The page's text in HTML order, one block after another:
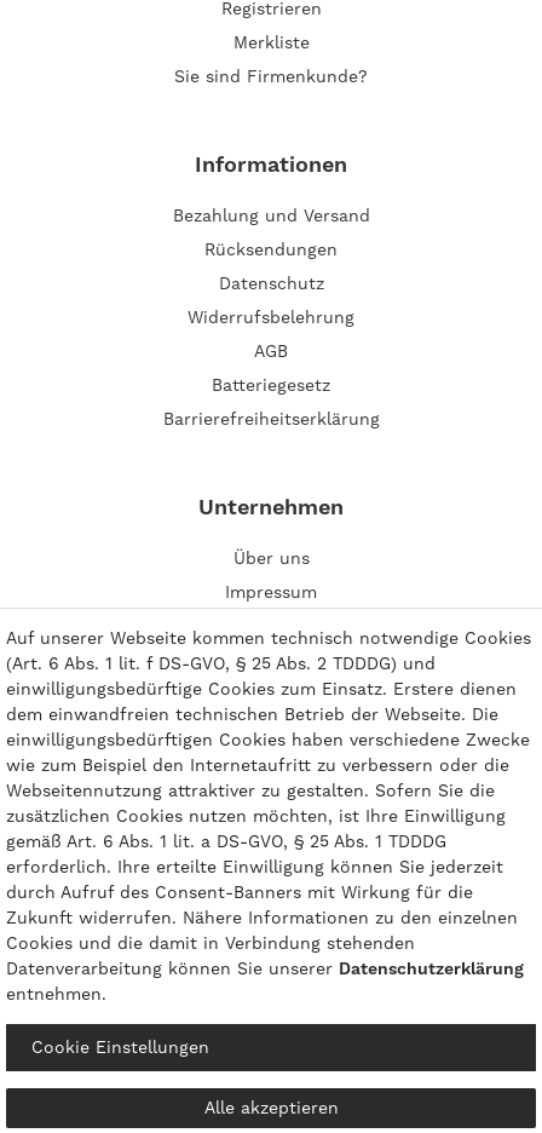
Registrieren
Merkliste
Sie sind Firmenkunde?
Informationen
Bezahlung und Versand
Rücksendungen
Datenschutz
Widerrufsbelehrung
AGB
Batteriegesetz
Barrierefreiheitserklärung
Unternehmen
Über uns
Impressum
Kontakt
Zahlungsarten
© 2026 gasprofi / Alle Preise sind inkl. geseztl. Mehrwertsteuer und zzgl.
Auf unserer Webseite kommen technisch notwendige Cookies
(Art. 6 Abs. 1 lit. f DS-GVO, § 25 Abs. 2 TDDDG) und
einwilligungsbedürftige Cookies zum Einsatz. Erstere dienen
dem einwandfreien technischen Betrieb der Webseite. Die
einwilligungsbedürftigen Cookies haben verschiedene Zwecke
wie zum Beispiel den Internetaufritt zu verbessern oder die
Webseitennutzung attraktiver zu gestalten. Sofern Sie die
zusätzlichen Cookies nutzen möchten, ist Ihre Einwilligung
gemäß Art. 6 Abs. 1 lit. a DS-GVO, § 25 Abs. 1 TDDDG
erforderlich. Ihre erteilte Einwilligung können Sie jederzeit
durch Aufruf des Consent-Banners mit Wirkung für die
Zukunft widerrufen. Nähere Informationen zu den einzelnen
Cookies und die damit in Verbindung stehenden
Datenverarbeitung können Sie unserer Daten­schutz­erklärung
entnehmen.
Cookie Einstellungen
Alle akzeptieren